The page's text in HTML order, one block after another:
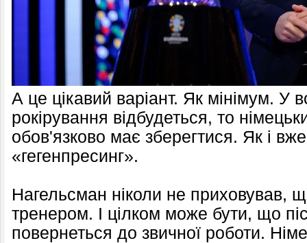
А це цікавий варіант. Як мінімум. У
рокірування відбудеться, то
обов'язково має зберегтися. Як і
«гегенпресинг».
Нагельсман ніколи не приховував,
тренером. І цілком може бути, що
повернеться до звичної роботи.